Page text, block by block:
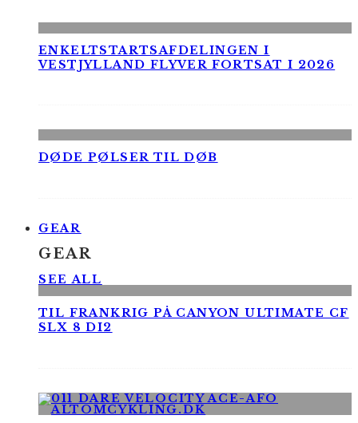
ENKELTSTARTSAFDELINGEN I
VESTJYLLAND FLYVER FORTSAT I 2026
DØDE PØLSER TIL DØB
GEAR
GEAR
SEE ALL
TIL FRANKRIG PÅ CANYON ULTIMATE CF
SLX 8 DI2